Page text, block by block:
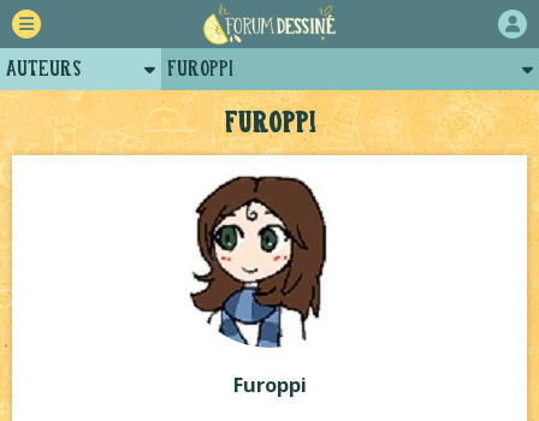
Furoppi
Furoppi
Auteurs
Retour
Forum
Projets
Tutoriels
Furoppi
Posts de furoppi